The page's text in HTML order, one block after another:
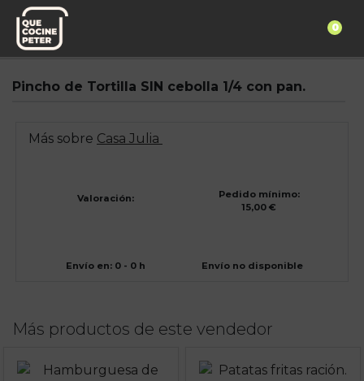
0
Pedido express
Pincho de Tortilla SIN cebolla 1/4 con pan.
Más sobre Casa Julia
Valoración:
Pedido mínimo:
15,00 €
Envío en: 0 - 0 h Envío no disponible
Más productos de este vendedor